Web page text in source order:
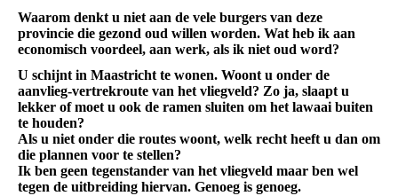
Waarom denkt u niet aan de vele burgers van deze
provincie die gezond oud willen worden. Wat heb ik aan
economisch voordeel, aan werk, als ik niet oud word?
U schijnt in Maastricht te wonen. Woont u onder de
aanvlieg-vertrekroute van het vliegveld? Zo ja, slaapt u
lekker of moet u ook de ramen sluiten om het lawaai buiten
te houden?
Als u niet onder die routes woont, welk recht heeft u dan om
die plannen voor te stellen?
Ik ben geen tegenstander van het vliegveld maar ben wel
tegen de uitbreiding hiervan. Genoeg is genoeg.